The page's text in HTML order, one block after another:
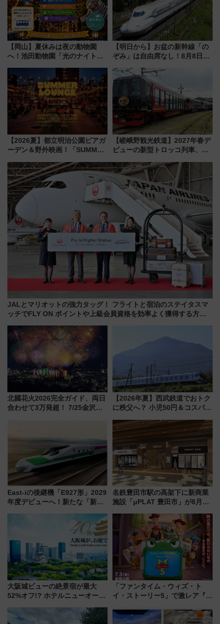
【岡山】夏休みは夜の動物園
へ！池田動物園「光のナイトズ
な夜
【明日から】お盆の新幹線「の
ぞみ」は自由席なし！8月8日午
せば空きが見つかることも 混
雑避ける「空席」探しのコツ
【2026夏】都立明治公園ビアガ
ーデン＆野外映画！「SUMMER
ケジュール 夜風とビール、映画
を満喫！
【嵯峨野観光鉄道】2027年春デ
ビューの新型トロッコ列車、い
は2026年で引退
JALとマリオットの強力タッグ！ フライトと宿泊のステイタスマ
ッチでFLY ON ポイントや上級会員資格を効率よく獲得する方法
北國花火2026完全ガイド、両日
合わせて3万発超！ 7/25金沢大
【2026年夏】西武鉄道でおトク
に秩父へ？ 小児50円＆コスパ最
族旅行！ 深夜の正丸トンネル探
検や特急ラビューも
East-iの後継機「E927形」2029
年度デビューへ！新たな「新幹
名鉄豊田市駅の高架下に新商業
施設「μPLAT 豊田市」が8月26
たな玄関口へ
大阪城ビューの絶景宿が最大
52%オフ!? ホテルニューオータ
ール」で秋の関西旅を豪華にす
「ファンタイム・ウィズ・ト
イ・ストーリー5」で激レア『ロ
デコレーションも徹底解説